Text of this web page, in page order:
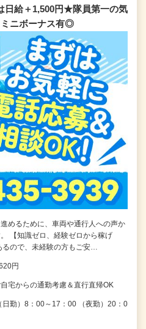
日給＋1,500円★隊員第一の気
ニボーナス有◎
めるために、車両や通行人への声か
【知識ゼロ、経験ゼロから稼げ
るので、未経験の方もご安…
円
からの通勤考慮＆直行直帰OK
日勤）8：00～17：00 （夜勤）20：0